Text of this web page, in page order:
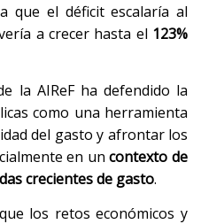
que el déficit escalaría al
a crecer hasta el 123%
la AIReF ha defendido la
como una herramienta
del gasto y afrontar los
en uncontexto de
crecientes de gasto.
los retos económicos y